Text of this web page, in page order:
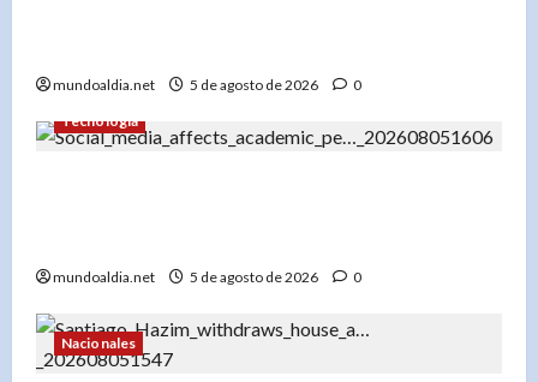
mundoaldia.net 5 de agosto de 2026
0
Tecnología
mundoaldia.net 5 de agosto de 2026 0
Nacionales